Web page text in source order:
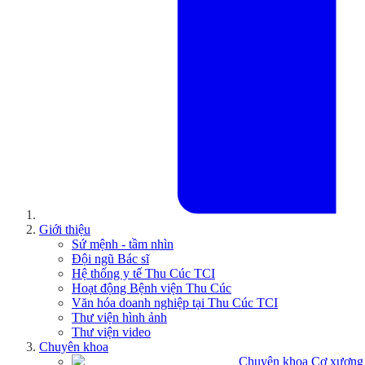
Giới thiệu
Sứ mệnh - tầm nhìn
Đội ngũ Bác sĩ
Hệ thống y tế Thu Cúc TCI
Hoạt động Bệnh viện Thu Cúc
Văn hóa doanh nghiệp tại Thu Cúc TCI
Thư viện hình ảnh
Thư viện video
Chuyên khoa
Chuyên khoa Cơ